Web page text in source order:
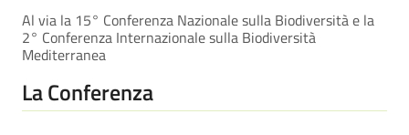
Al via la 15° Conferenza Nazionale sulla Biodiversità e la
2° Conferenza Internazionale sulla Biodiversità
Mediterranea
La Conferenza